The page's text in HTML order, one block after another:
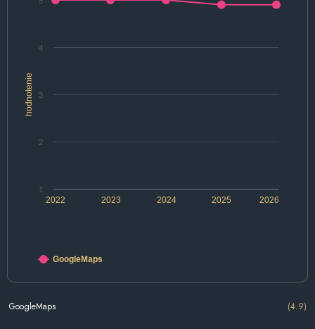
hodnotenie
2022 2024 2026
2023 2025
1
2
3
4
GoogleMaps
GoogleMaps (4.9)